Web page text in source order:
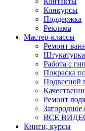
Конкурсы
Поддержка
Реклама
Мастер-классы
Ремонт
Штукатурка
Работа с
Покраска
Подвесной
Ремонт
Загородное
ВСЕ
Книги, курсы